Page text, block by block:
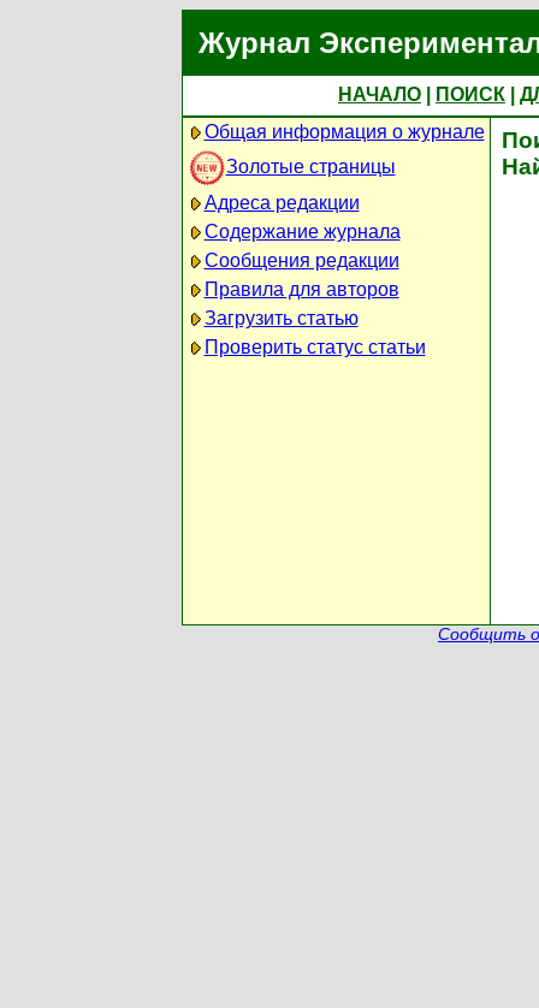
Журнал
НАЧАЛО ПОИСК
Общая информация о журнале
Золотые страницы
Адреса редакции
Содержание журнала
Сообщения редакции
Правила для авторов
Загрузить статью
Проверить статус статьи
Сообщить о